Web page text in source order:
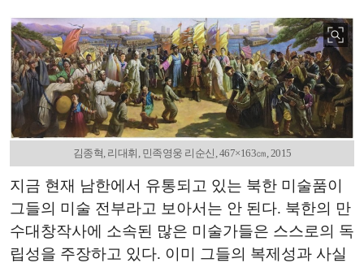
김종혁, 리대휘, 민족영웅 리순신, 467×163㎝, 2015
지금 현재 남한에서 유통되고 있는 북한 미술품이
그들의 미술 전부라고 보아서는 안 된다. 북한의 만
수대창작사에 소속된 많은 미술가들은 스스로의 독
립성을 주장하고 있다. 이미 그들의 복제성과 사실